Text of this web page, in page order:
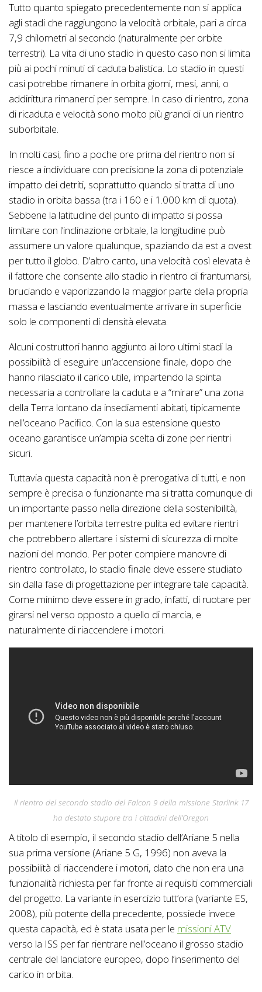
Tutto quanto spiegato precedentemente non si applica
agli stadi che raggiungono la velocità orbitale, pari a circa
7,9 chilometri al secondo (naturalmente per orbite
terrestri). La vita di uno stadio in questo caso non si limita
più ai pochi minuti di caduta balistica. Lo stadio in questi
casi potrebbe rimanere in orbita giorni, mesi, anni, o
addirittura rimanerci per sempre. In caso di rientro, zona
di ricaduta e velocità sono molto più grandi di un rientro
suborbitale.
In molti casi, fino a poche ore prima del rientro non si
riesce a individuare con precisione la zona di potenziale
impatto dei detriti, soprattutto quando si tratta di uno
stadio in orbita bassa (tra i 160 e i 1.000 km di quota).
Sebbene la latitudine del punto di impatto si possa
limitare con l’inclinazione orbitale, la longitudine può
assumere un valore qualunque, spaziando da est a ovest
per tutto il globo. D’altro canto, una velocità così elevata è
il fattore che consente allo stadio in rientro di frantumarsi,
bruciando e vaporizzando la maggior parte della propria
massa e lasciando eventualmente arrivare in superficie
solo le componenti di densità elevata.
Alcuni costruttori hanno aggiunto ai loro ultimi stadi la
possibilità di eseguire un’accensione finale, dopo che
hanno rilasciato il carico utile, impartendo la spinta
necessaria a controllare la caduta e a “mirare” una zona
della Terra lontano da insediamenti abitati, tipicamente
nell’oceano Pacifico. Con la sua estensione questo
oceano garantisce un’ampia scelta di zone per rientri
sicuri.
Tuttavia questa capacità non è prerogativa di tutti, e non
sempre è precisa o funzionante ma si tratta comunque di
un importante passo nella direzione della sostenibilità,
per mantenere l’orbita terrestre pulita ed evitare rientri
che potrebbero allertare i sistemi di sicurezza di molte
nazioni del mondo. Per poter compiere manovre di
rientro controllato, lo stadio finale deve essere studiato
sin dalla fase di progettazione per integrare tale capacità.
Come minimo deve essere in grado, infatti, di ruotare per
girarsi nel verso opposto a quello di marcia, e
naturalmente di riaccendere i motori.
Il rientro del secondo stadio del Falcon 9 della missione Starlink 17
ha destato stupore tra i cittadini dell’Oregon
A titolo di esempio, il secondo stadio dell’Ariane 5 nella
sua prima versione (Ariane 5 G, 1996) non aveva la
possibilità di riaccendere i motori, dato che non era una
funzionalità richiesta per far fronte ai requisiti commerciali
del progetto. La variante in esercizio tutt’ora (variante ES,
2008), più potente della precedente, possiede invece
questa capacità, ed è stata usata per le missioni ATV
verso la ISS per far rientrare nell’oceano il grosso stadio
centrale del lanciatore europeo, dopo l’inserimento del
carico in orbita.